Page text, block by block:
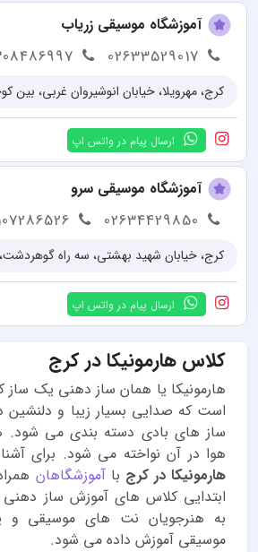
آموزشگاه موسیقی زریاب
02633529017
ارسال پیام در واتس اپ
آموزشگاه موسیقی سرو
02634429850
ارسال پیام در واتس اپ
کلاس هارمونیکا در کرج
هارمونیکا یا همان ساز دهنی یک
است که صدایی بسیار زیبا و دلنشین
ساز های بادی دسته بندی می شود.
هوا در آن نواخته می شود. برای
هارمونیکا در کرج باآموزشگاهان
ابتدایی کلاس های آموزش ساز دهنی
به هنرجویان نت های موسیقی و
موسیقی آموزش داده می شود.